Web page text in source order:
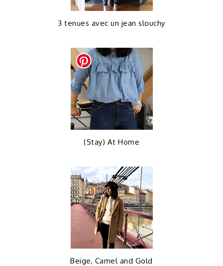
3 tenues avec un jean slouchy
(Stay) At Home
Beige, Camel and Gold